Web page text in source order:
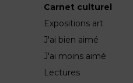
Carnet culturel
Expositions art
J'ai bien aimé
J'ai moins aimé
Lectures